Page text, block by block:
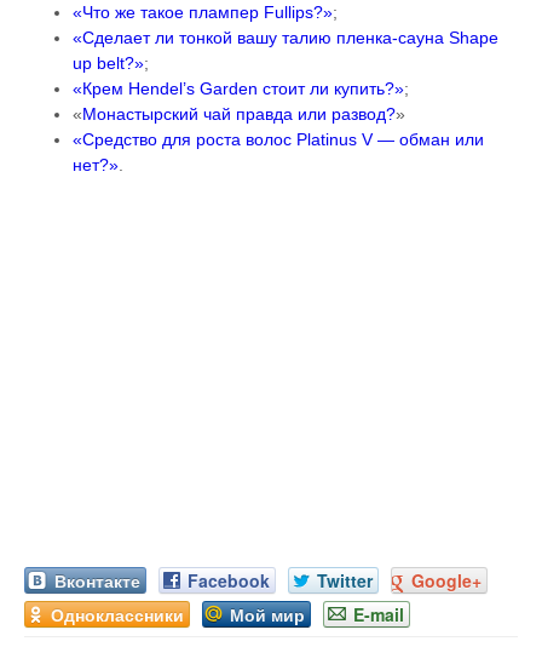
«Что же такое плампер Fullips?»;
«Сделает ли тонкой вашу талию пленка-сауна Shape
up belt?»;
«Крем Hendel’s Garden стоит ли купить?»;
«Монастырский чай правда или развод?»
«Средство для роста волос Platinus V — обман или
нет?»
Вконтакте Facebook Twitter
Google+
Одноклассники
Мой мир E-mail